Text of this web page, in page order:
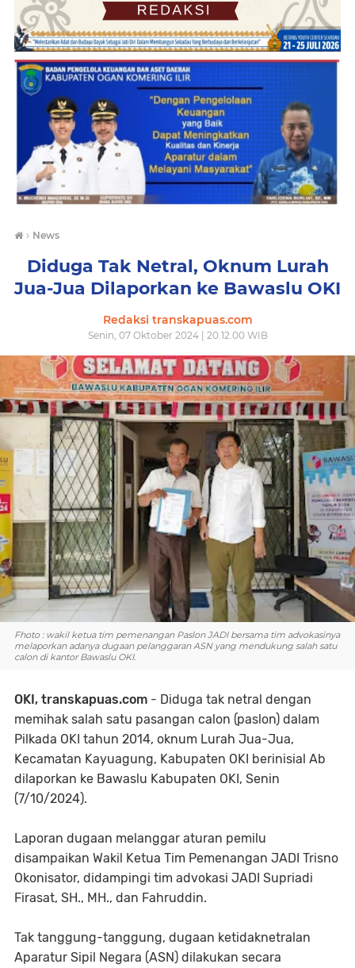
› News
Diduga Tak Netral, Oknum Lurah
Jua-Jua Dilaporkan ke Bawaslu OKI
Redaksi transkapuas.com
Senin, 07 Oktober 2024 | 20.12.00 WIB
Fhoto : wakil ketua tim pemenangan Paslon JADI bersama tim advokasinya
melaporkan adanya dugaan pelanggaran ASN yang mendukung salah satu
calon di kantor Bawaslu OKI.
OKI, transkapuas.com - Diduga tak netral dengan
memihak salah satu pasangan calon (paslon) dalam
Pilkada OKI tahun 2014, oknum Lurah Jua-Jua,
Kecamatan Kayuagung, Kabupaten OKI berinisial Ab
dilaporkan ke Bawaslu Kabupaten OKI, Senin
(7/10/2024).
Laporan dugaan melanggar aturan pemilu
disampaikan Wakil Ketua Tim Pemenangan JADI Trisno
Okonisator, didampingi tim advokasi JADI Supriadi
Firasat, SH., MH., dan Fahruddin.
Tak tanggung-tanggung, dugaan ketidaknetralan
Aparatur Sipil Negara (ASN) dilakukan secara